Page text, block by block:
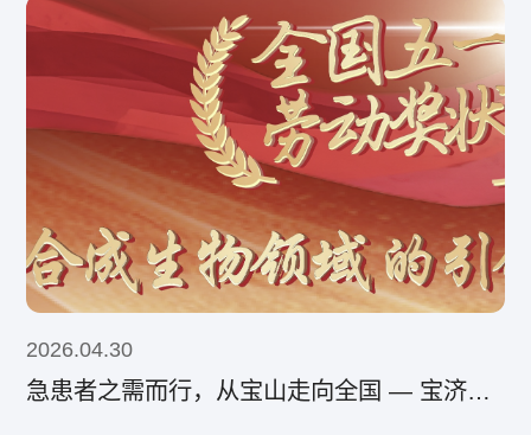
2026.04.30
急患者之需而行，从宝山走向全国 — 宝济药业荣获2026全国五一劳动奖状